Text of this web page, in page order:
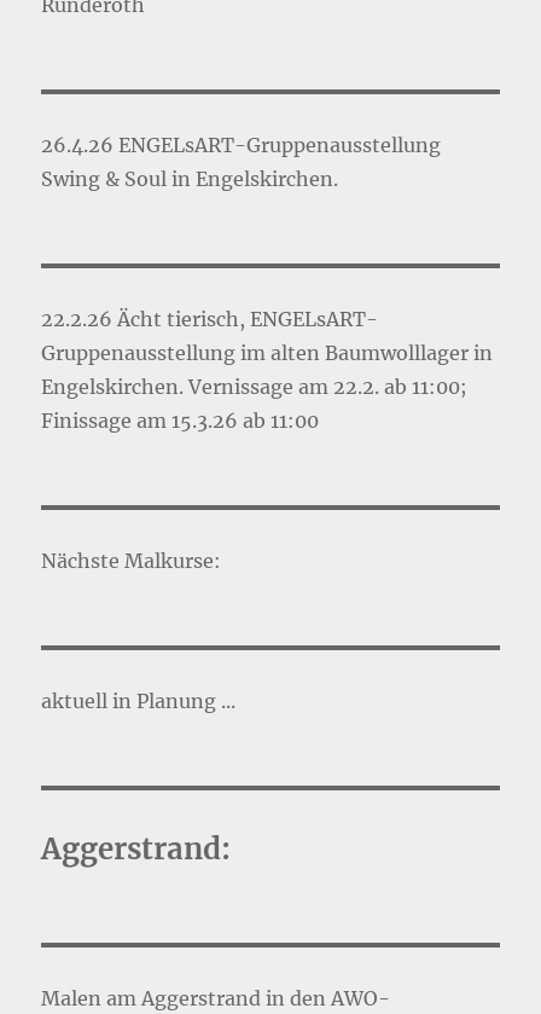
26.4.26 ENGELsART-Gruppenausstellung
Swing & Soul in Engelskirchen.
22.2.26 Ächt tierisch, ENGELsART-
Gruppenausstellung im alten Baumwolllager in
Engelskirchen. Vernissage am 22.2. ab 11:00;
Finissage am 15.3.26 ab 11:00
Nächste Malkurse:
aktuell in Planung ...
Aggerstrand:
Malen am Aggerstrand in den AWO-